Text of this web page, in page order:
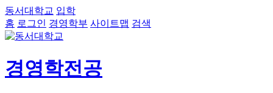
동서대학교 입학
홈 로그인 경영학부 사이트맵 검색
경영학전공